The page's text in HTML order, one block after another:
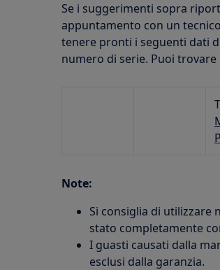
Se i suggerimenti sopra
appuntamento con un
tenere pronti i seguenti dati
numero di serie. Puoi
Note:
Si consiglia di utilizzare
stato completamente
I guasti causati dalla
esclusi dalla garanzia.